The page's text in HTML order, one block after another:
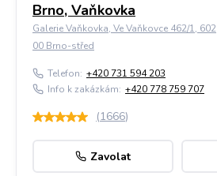
Brno, Vaňkovka
Galerie Vaňkovka, Ve Vaňkovce 462/1, 602
00 Brno-střed
Telefon: +420 731 594 203
Info k zakázkám: +420 778 759 707
(1666)
Zavolat